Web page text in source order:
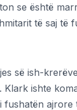
se është
të saj të
së ish-
ishte
ajrore